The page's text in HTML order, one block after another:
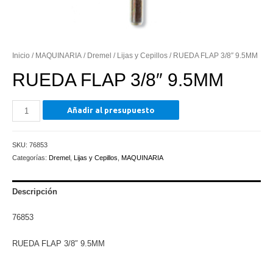
Inicio / MAQUINARIA / Dremel / Lijas y Cepillos / RUEDA FLAP 3/8″ 9.5MM
RUEDA FLAP 3/8″ 9.5MM
RUEDA
FLAP
9.5MM
cantidad
Añadir al presupuesto
SKU: 76853
Categorías: Dremel Lijas y Cepillos MAQUINARIA
Descripción
76853
RUEDA FLAP 3/8″ 9.5MM